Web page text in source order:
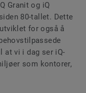
Granit og iQ
80-tallet. Dette
for også å
at vi i dag ser iQ-
som kontorer,